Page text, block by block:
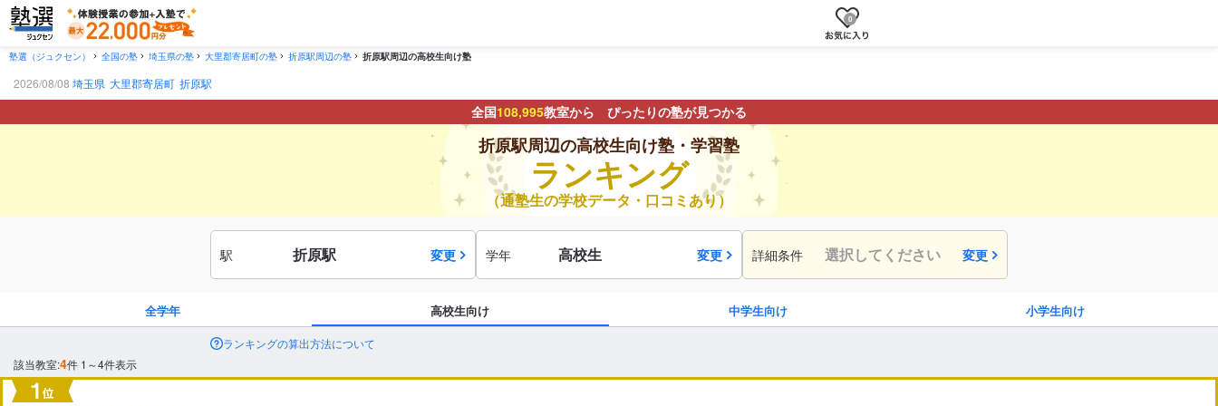
0
塾選（ジュクセン） 全国の塾 埼玉県の塾 大里郡寄居町の塾 折原駅周辺の塾 折原駅周辺の高校生向け塾
2026/08/08 埼玉県 大里郡寄居町 折原駅
全国108,995教室から ぴったりの塾が見つかる
折原駅周辺の高校生向け塾・学習塾
ランキング
（通塾生の学校データ・口コミあり）
駅 折原駅 変更 学年 高校生 変更 詳細条件 選択してください 変更
全学年 高校生向け 中学生向け 小学生向け
ランキングの算出方法について
該当教室:4件 1～4件表示